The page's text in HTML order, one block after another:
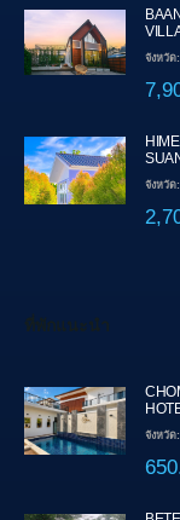
จังหวัด
จังหวัด
ที่พักแนะนำ
จังหวัด